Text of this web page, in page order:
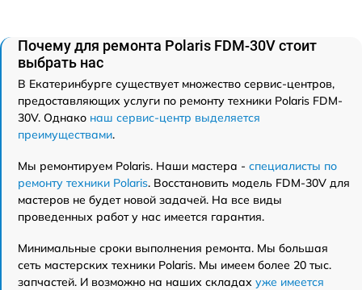
Почему для ремонта Polaris FDM-30V стоит
выбрать нас
В Екатеринбурге существует множество сервис-центров,
предоставляющих услуги по ремонту техники Polaris FDM-
30V. Однако наш сервис-центр выделяется
преимуществами.
Мы ремонтируем Polaris. Наши мастера - специалисты по
ремонту техники Polaris. Восстановить модель FDM-30V для
мастеров не будет новой задачей. На все виды
проведенных работ у нас имеется гарантия.
Минимальные сроки выполнения ремонта. Мы большая
сеть мастерских техники Polaris. Мы имеем более 20 тыс.
запчастей. И возможно на наших складах уже имеется